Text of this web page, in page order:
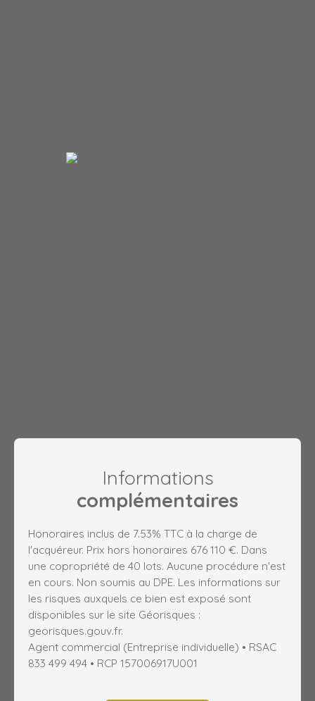
Informations
complémentaires
Honoraires inclus de 7.53% TTC à la charge de
l'acquéreur. Prix hors honoraires 676 110 €. Dans
une copropriété de 40 lots. Aucune procédure n'est
en cours. Non soumis au DPE. Les informations sur
les risques auxquels ce bien est exposé sont
disponibles sur le site Géorisques :
georisques.gouv.fr.
Agent commercial (Entreprise individuelle) • RSAC
833 499 494 • RCP 157006917U001